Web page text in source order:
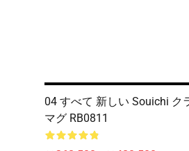
04 すべて 新しい Souichi ク
マグ RB0811